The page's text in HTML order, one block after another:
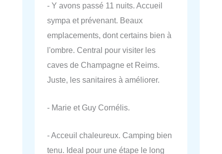
- Y avons passé 11 nuits. Accueil
sympa et prévenant. Beaux
emplacements, dont certains bien à
l'ombre. Central pour visiter les
caves de Champagne et Reims.
Juste, les sanitaires à améliorer.
- Marie et Guy Cornélis.
- Acceuil chaleureux. Camping bien
tenu. Ideal pour une étape le long